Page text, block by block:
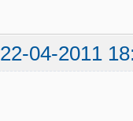
22-04-2011